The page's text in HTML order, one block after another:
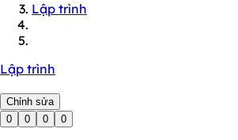
Lập trình
Lập trình
Chỉnh sửa
0
0 0 0